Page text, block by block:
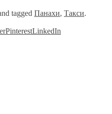
tagged Панахи, Такси.
PinterestLinkedIn